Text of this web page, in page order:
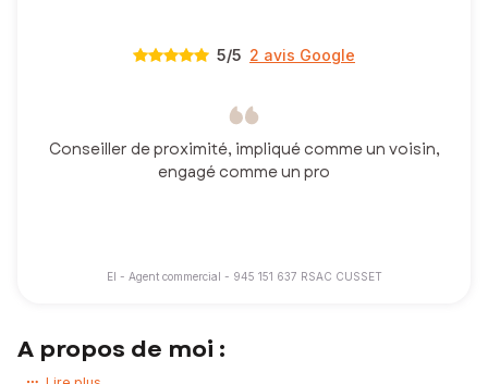
5/5 2 avis Google
Conseiller de proximité, impliqué comme un voisin,
engagé comme un pro
EI - Agent commercial - 945 151 637 RSAC CUSSET
A propos de moi :
Bonjour,